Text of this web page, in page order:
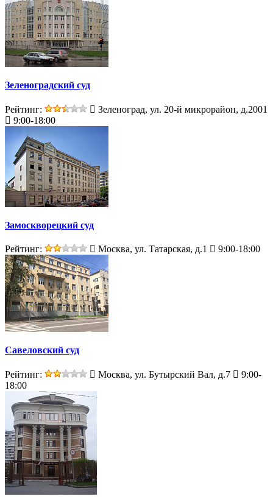
Зеленоградский суд
Рейтинг:
Зеленоград, ул. 20-й микрорайон, д.2001
9:00-18:00
Замоскворецкий суд
Рейтинг: Москва, ул. Татарская, д.1 9:00-18:00
Савеловский суд
Рейтинг: Москва, ул. Бутырский Вал, д.7
9:00-
18:00